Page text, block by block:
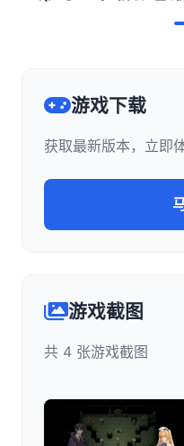
游戏下载
获取最新版本，立即
游戏截图
共 4 张游戏截图